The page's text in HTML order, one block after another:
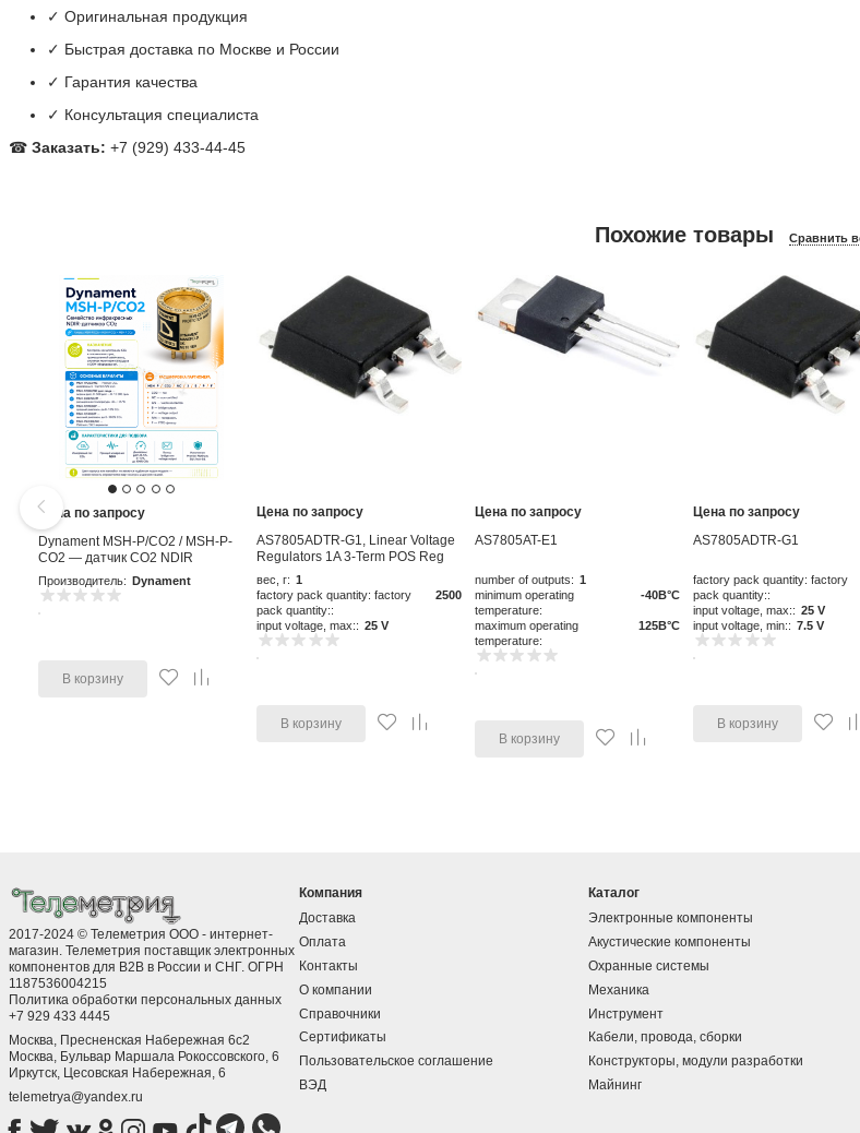
✓ Оригинальная продукция
✓ Быстрая доставка по Москве и России
✓ Гарантия качества
✓ Консультация специалиста
☎Заказать: +7 (929) 433-44-45
Похожие товары Сравнить
Цена по запросу
Dynament MSH-P/CO2 / MSH-P-
CO2 — датчик CO2 NDIR
Производитель: Dynament
В корзину
Цена по запросу
AS7805ADTR-G1, Linear Voltage
Regulators 1A 3-Term POS Reg
Output 1A
вес, г: 1
factory pack quantity: factory
pack quantity::
2500
input voltage, max:: 25 V
В корзину
Цена по запросу
AS7805AT-E1
number of outputs: 1
minimum operating
temperature:
-40В°C
maximum operating
temperature:
125В°C
В корзину
Цена по запросу
AS7805ADTR-G1
factory pack quantity: factory
pack quantity::
input voltage, max:: 25 V
input voltage, min:: 7.5 V
В корзину
2017-2024 © Телеметрия ООО - интернет-
магазин. Телеметрия поставщик электронных
компонентов для B2B в России и СНГ. ОГРН
1187536004215
Политика обработки персональных данных
+7 929 433 4445
Москва, Пресненская Набережная 6с2
Москва, ​Бульвар Маршала Рокоссовского, 6
Иркутск, ​Цесовская Набережная, 6
telemetrya@yandex.ru
Компания
Доставка
Оплата
Контакты
О компании
Справочники
Сертификаты
Пользовательское соглашение
ВЭД
Каталог
Электронные компоненты
Акустические компоненты
Охранные системы
Механика
Инструмент
Кабели, провода, сборки
Конструкторы, модули разработки
Майнинг